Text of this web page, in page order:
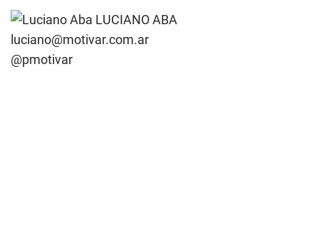
LUCIANO ABA
luciano@motivar.com.ar
@pmotivar